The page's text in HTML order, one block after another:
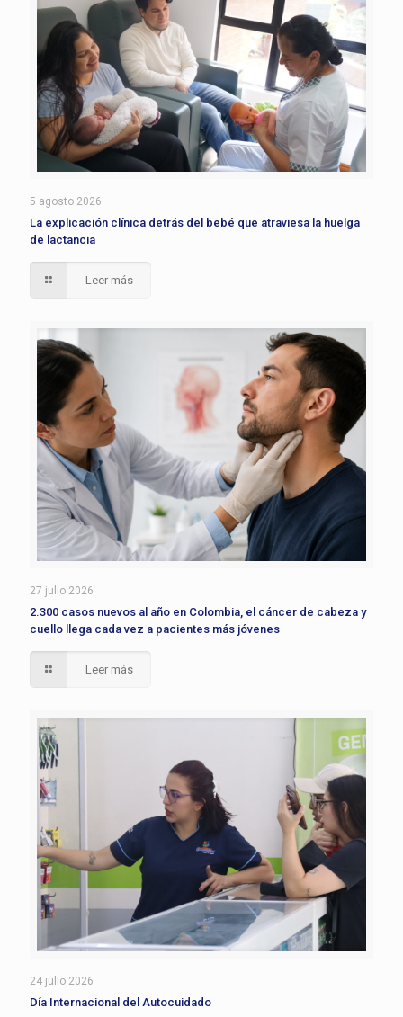
5 agosto 2026
La explicación clínica detrás del bebé que atraviesa la huelga
de lactancia
Leer más
27 julio 2026
2.300 casos nuevos al año en Colombia, el cáncer de cabeza y
cuello llega cada vez a pacientes más jóvenes
Leer más
24 julio 2026
Día Internacional del Autocuidado